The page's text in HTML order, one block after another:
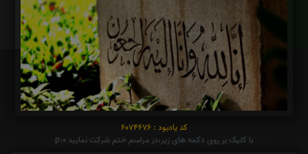
کد یادبود : 6074676
با کلیک بر روی دکمه های زیر،در مراسم ختم شرکت نمایید p:0